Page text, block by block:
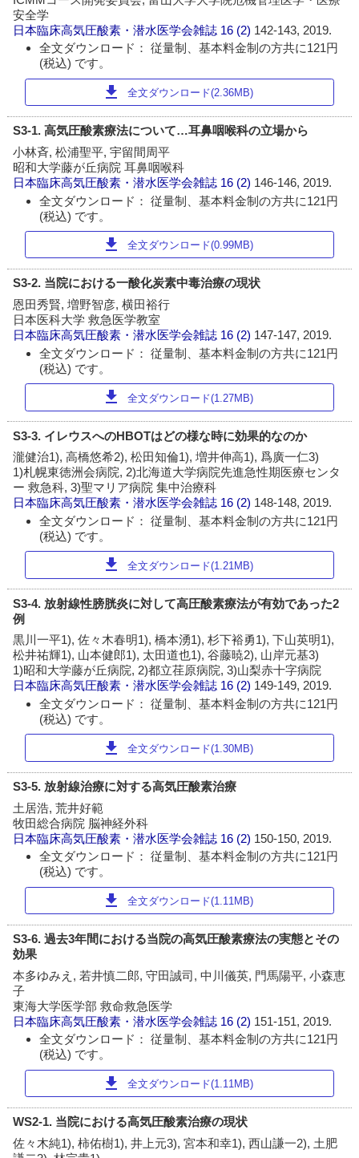
安全学
日本臨床高気圧酸素・潜水医学会雑誌 16 (2) 142-143, 2019.
全文ダウンロード： 従量制、基本料金制の方共に121円
(税込) です。
download 全文ダウンロード(2.36MB)
S3-1. 高気圧酸素療法について…耳鼻咽喉科の立場から
小林斉, 松浦聖平, 宇留間周平
昭和大学藤が丘病院 耳鼻咽喉科
日本臨床高気圧酸素・潜水医学会雑誌 16 (2) 146-146, 2019.
全文ダウンロード： 従量制、基本料金制の方共に121円
(税込) です。
download 全文ダウンロード(0.99MB)
S3-2. 当院における一酸化炭素中毒治療の現状
恩田秀賢, 増野智彦, 横田裕行
日本医科大学 救急医学教室
日本臨床高気圧酸素・潜水医学会雑誌 16 (2) 147-147, 2019.
全文ダウンロード： 従量制、基本料金制の方共に121円
(税込) です。
download 全文ダウンロード(1.27MB)
S3-3. イレウスへのHBOTはどの様な時に効果的なのか
瀧健治1), 高橋悠希2), 松田知倫1), 増井伸高1), 爲廣一仁3)
1)札幌東徳洲会病院, 2)北海道大学病院先進急性期医療センタ
ー 救急科, 3)聖マリア病院 集中治療科
日本臨床高気圧酸素・潜水医学会雑誌 16 (2) 148-148, 2019.
全文ダウンロード： 従量制、基本料金制の方共に121円
(税込) です。
download 全文ダウンロード(1.21MB)
S3-4. 放射線性膀胱炎に対して高圧酸素療法が有効であった2
例
黒川一平1), 佐々木春明1), 橋本湧1), 杉下裕勇1), 下山英明1),
松井祐輝1), 山本健郎1), 太田道也1), 谷藤暁2), 山岸元基3)
1)昭和大学藤が丘病院, 2)都立荏原病院, 3)山梨赤十字病院
日本臨床高気圧酸素・潜水医学会雑誌 16 (2) 149-149, 2019.
全文ダウンロード： 従量制、基本料金制の方共に121円
(税込) です。
download 全文ダウンロード(1.30MB)
S3-5. 放射線治療に対する高気圧酸素治療
土居浩, 荒井好範
牧田総合病院 脳神経外科
日本臨床高気圧酸素・潜水医学会雑誌 16 (2) 150-150, 2019.
全文ダウンロード： 従量制、基本料金制の方共に121円
(税込) です。
download 全文ダウンロード(1.11MB)
S3-6. 過去3年間における当院の高気圧酸素療法の実態とその
効果
本多ゆみえ, 若井慎二郎, 守田誠司, 中川儀英, 門馬陽平, 小森恵
子
東海大学医学部 救命救急医学
日本臨床高気圧酸素・潜水医学会雑誌 16 (2) 151-151, 2019.
全文ダウンロード： 従量制、基本料金制の方共に121円
(税込) です。
download 全文ダウンロード(1.11MB)
WS2-1. 当院における高気圧酸素治療の現状
佐々木純1), 柿佑樹1), 井上元3), 宮本和幸1), 西山謙一2), 土肥